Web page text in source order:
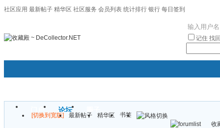
社区应用 最新帖子 精华区 社区服务 会员列表 统计排行 银行 每日签到
记住 找
门户 论坛
[切换到宽版] 最新帖子 精华区
书签
收